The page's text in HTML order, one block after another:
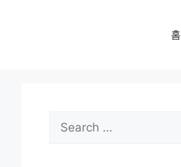
홈
Search
for: